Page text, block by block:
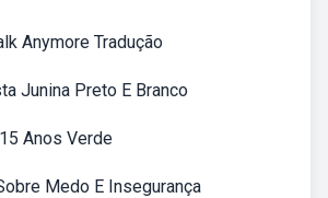
Anymore Tradução
Junina Preto E Branco
Anos Verde
Medo E Insegurança